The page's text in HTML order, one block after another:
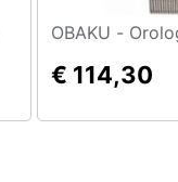
OBAKU -
€ 114,30